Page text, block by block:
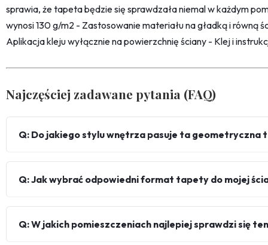
sprawia, że tapeta będzie się sprawdzała niemal w każdym
wynosi 130 g/m2 - Zastosowanie materiału na gładką i równą
Aplikacja kleju wyłącznie na powierzchnię ściany - Klej i
Najczęściej zadawane pytania (FAQ)
Q: Do jakiego stylu wnętrza pasuje ta
Q: Jak wybrać odpowiedni format tapety do mojej
Q: W jakich pomieszczeniach najlepiej sprawdzi się